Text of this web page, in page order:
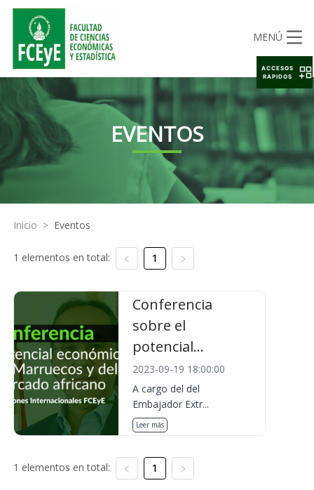
MENÚ
EVENTOS
Inicio > Eventos
1 elementos en total: 1
Conferencia
sobre el
potencial...
2023-09-19 18:00:00
A cargo del del
Embajador Extr...
Leer más
1 elementos en total: 1
ACCESOS
RAPIDOS